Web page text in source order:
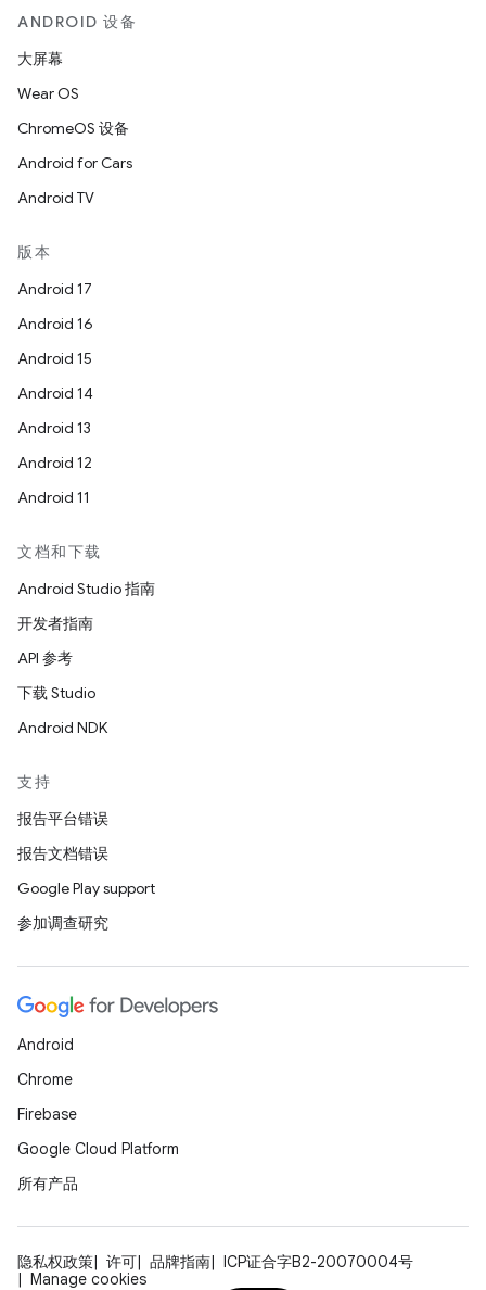
ANDROID 设备
大屏幕
Wear OS
ChromeOS 设备
Android for Cars
Android TV
版本
Android 17
Android 16
Android 15
Android 14
Android 13
Android 12
Android 11
文档和下载
Android Studio 指南
开发者指南
API 参考
下载 Studio
Android NDK
支持
报告平台错误
报告文档错误
Google Play support
参加调查研究
Android
Chrome
Firebase
Google Cloud Platform
所有产品
隐私权政策 许可 品牌指南
ICP证合字B2-20070004号
Manage cookies